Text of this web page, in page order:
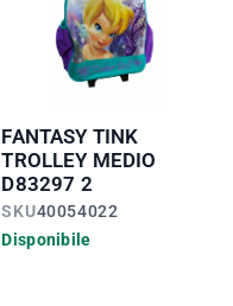
FANTASY TINK
TROLLEY MEDIO
D83297 2
SKU40054022
Disponibile